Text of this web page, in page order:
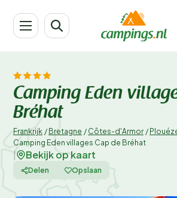
Camping Eden
Bréhat
Frankrijk / Bretagne / Côtes-d'Armor /
Camping Eden villages Cap de Bréhat
Bekijk op kaart
Delen Opslaan